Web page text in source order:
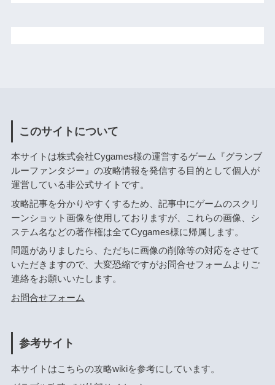
このサイトについて
本サイトは株式会社Cygames様の運営するゲーム『グランブ
ルーファンタジー』の攻略情報を発信する目的として個人が
運営している非公式サイトです。
攻略記事を分かりやすくするため、記事中にゲームのスクリ
ーンショット画像を使用しておりますが、これらの画像、シ
ステム名などの著作権は全てCygames様に帰属します。
問題がありましたら、ただちに画像の削除等の対応をさせて
いただきますので、大変恐縮ですがお問合せフォームよりご
連絡をお願いいたします。
お問合せフォーム
参考サイト
本サイトはこちらの攻略wikiを参考にしています。